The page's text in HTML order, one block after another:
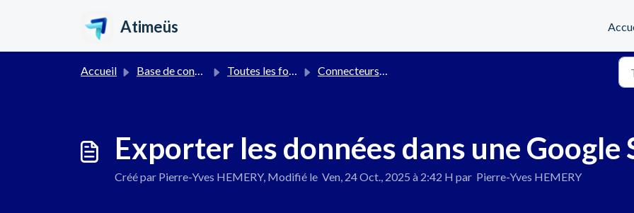
Atimeüs
Accueil Base de connaissances Toutes les fonctionnalités Connecteurs, API, WebHooks, Exports
Exporter les données dans une Google
Créé par Pierre-Yves HEMERY, Modifié le Ven, 24 Oct., 2025 à 2:42 H par Pierre-Yves HEMERY